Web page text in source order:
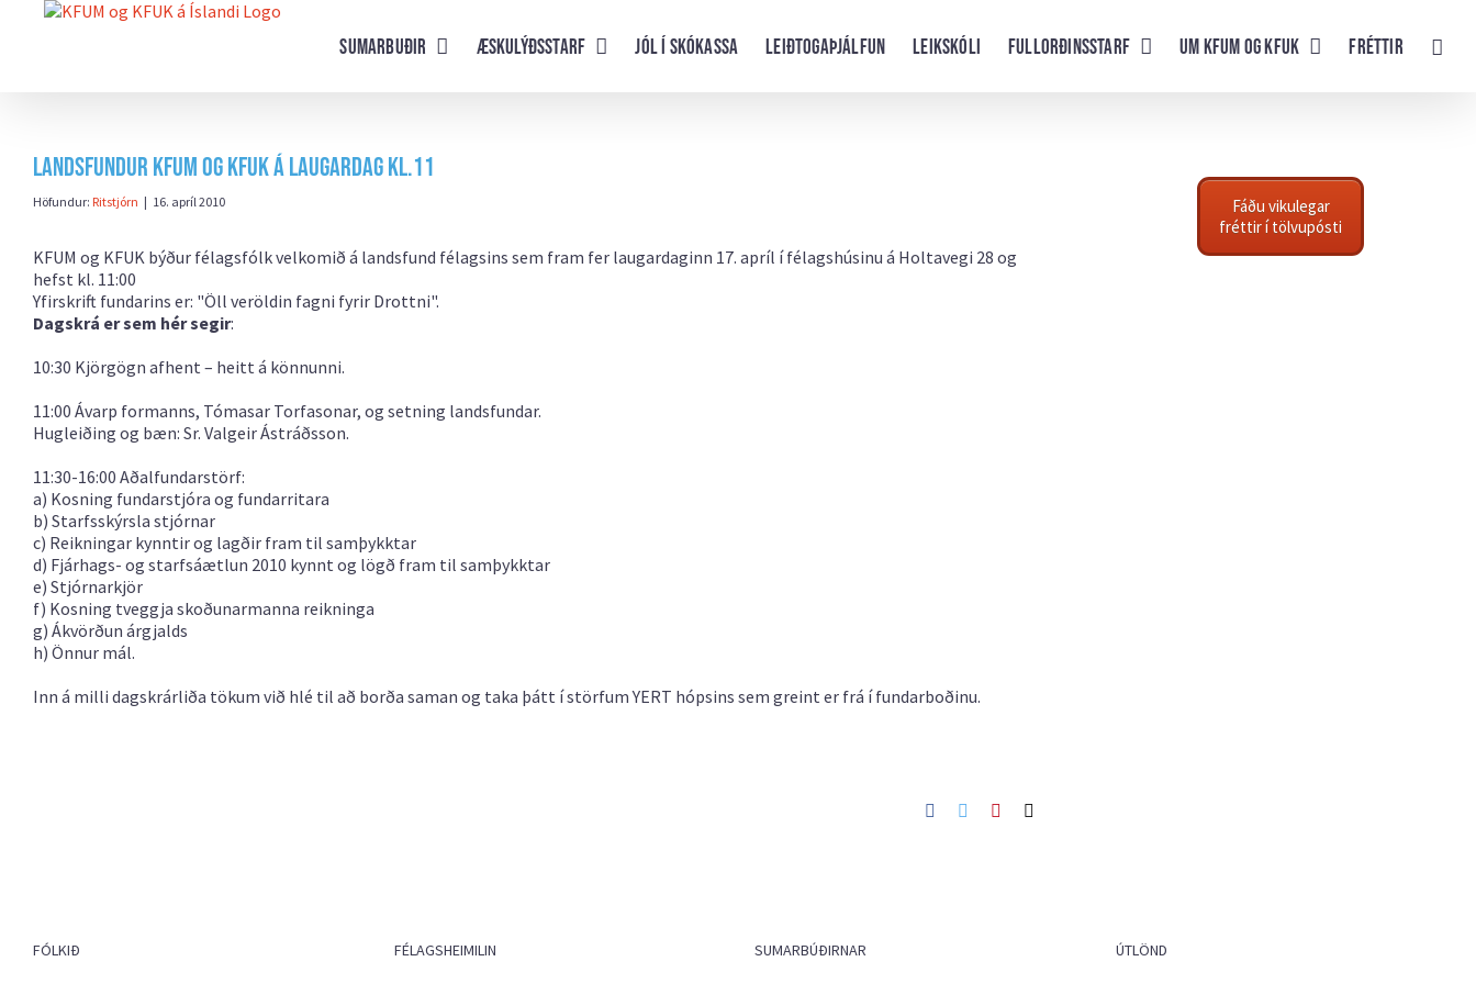
Sumarbuðir Æskulýðsstarf Jól í skókassa Leiðtogaþjálfun Leikskóli Fullorðinsstarf UM KFUM og KFUK Fréttir
Landsfundur KFUM og KFUK á laugardag kl.11
Höfundur: Ritstjórn | 16. apríl 2010
KFUM og KFUK býður félagsfólk velkomið á landsfund félagsins sem fram fer laugardaginn 17. apríl í félagshúsinu á Holtavegi 28 og
hefst kl. 11:00
Yfirskrift fundarins er: "Öll veröldin fagni fyrir Drottni".
Dagskrá er sem hér segir:
10:30 Kjörgögn afhent – heitt á könnunni.
11:00 Ávarp formanns, Tómasar Torfasonar, og setning landsfundar.
Hugleiðing og bæn: Sr. Valgeir Ástráðsson.
11:30-16:00 Aðalfundarstörf:
a) Kosning fundarstjóra og fundarritara
b) Starfsskýrsla stjórnar
c) Reikningar kynntir og lagðir fram til samþykktar
d) Fjárhags- og starfsáætlun 2010 kynnt og lögð fram til samþykktar
e) Stjórnarkjör
f) Kosning tveggja skoðunarmanna reikninga
g) Ákvörðun árgjalds
h) Önnur mál.
Inn á milli dagskrárliða tökum við hlé til að borða saman og taka þátt í störfum YERT hópsins sem greint er frá í fundarboðinu.
Facebook
TwitterPinterest
Fáðu vikulegar
fréttir í tölvupósti
FÓLKIÐ FÉLAGSHEIMILIN SUMARBÚÐIRNAR ÚTLÖND